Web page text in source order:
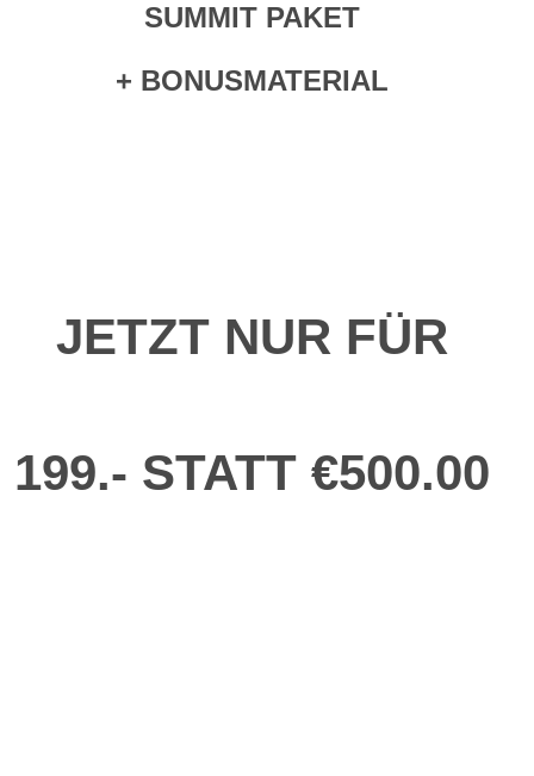
SUMMIT PAKET
+ BONUSMATERIAL
JETZT NUR FÜR
199.- STATT €500.00